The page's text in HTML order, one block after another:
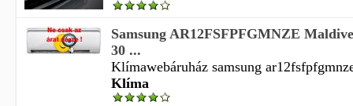
Samsung AR12FSFPFGMNZE
30 ...
Klímawebáruház samsung
Klíma